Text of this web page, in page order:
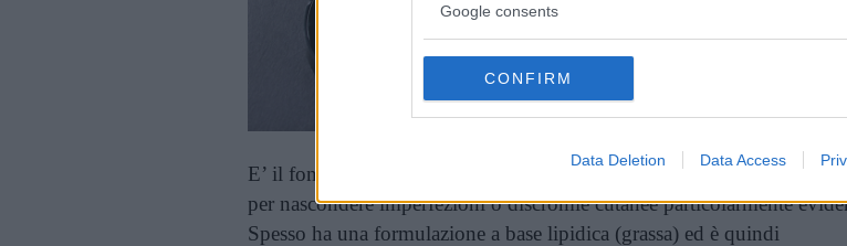
Google consents
CONFIRM
Data Deletion Data Access
E’ il fondotinta che garantisce la più alta coprenza
e quindi il più
per nascondere imperfezioni o discromie cutanee particolarmente
Spesso ha una formulazione a base lipidica (grassa) ed è quindi